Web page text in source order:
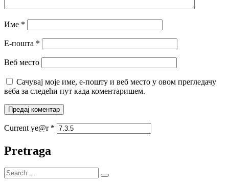
Име *
Е-пошта *
Веб место
Сачувај моје име, е-пошту и веб место у овом прегледачу
веба за следећи пут када коментаришем.
Current ye@r *
Pretraga